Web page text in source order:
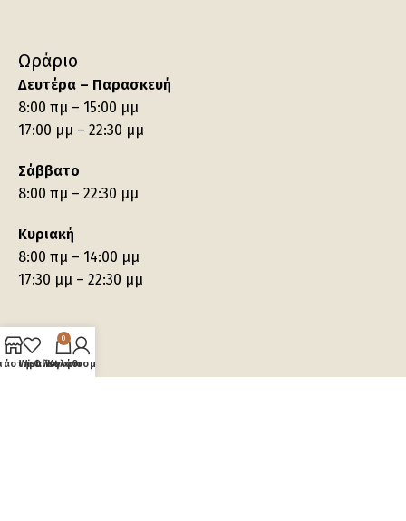
Ωράριο
Δευτέρα – Παρασκευή
8:00 πμ – 15:00 μμ
17:00 μμ – 22:30 μμ
Σάββατο
8:00 πμ – 22:30 μμ
Κυριακή
8:00 πμ – 14:00 μμ
17:30 μμ – 22:30 μμ
Wishlist
0
Καλάθι
Ο λογαριασμός μου